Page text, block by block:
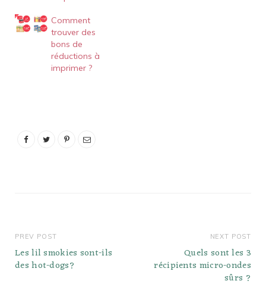
Comment
trouver des
bons de
réductions à
imprimer ?
PREV POST
Les lil smokies sont-ils
des hot-dogs?
NEXT POST
Quels sont les 3
récipients micro-ondes
sûrs ?